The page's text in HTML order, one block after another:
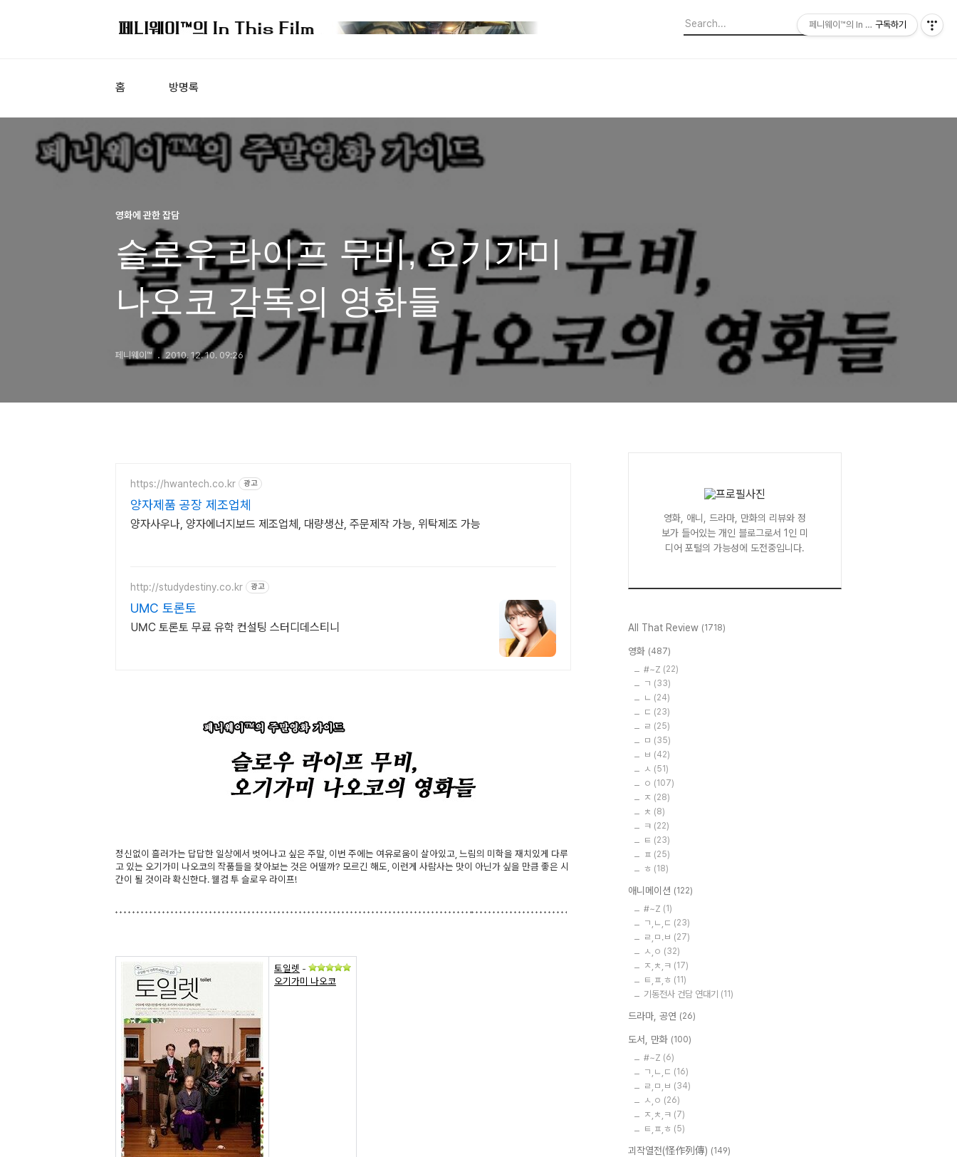
홈 방명록
영화에 관한 잡담
슬로우 라이프 무비, 오기가미
나오코 감독의 영화들
페니웨이™ 2010. 12. 10. 09:26
https://hwantech.co.kr 광고
양자제품 공장 제조업체
양자사우나, 양자에너지보드 제조업체, 대량생산, 주문제작 가능, 위탁제조 가능
http://studydestiny.co.kr 광고
UMC 토론토
UMC 토론토 무료 유학 컨설팅 스터디데스티니
정신없이 흘러가는 답답한 일상에서 벗어나고 싶은 주말, 이번 주에는 여유로움이 살아있고, 느림의 미학을 재치있게 다루
고 있는 오기가미 나오코의 작품들을 찾아보는 것은 어떨까? 모르긴 해도, 이런게 사람사는 맛이 아닌가 싶을 만큼 좋은 시
간이 될 것이라 확신한다. 웰컴 투 슬로우 라이프!
토일렛 -
오기가미 나오코
영화, 애니, 드라마, 만화의 리뷰와 정
보가 들어있는 개인 블로그로서 1인 미
디어 포털의 가능성에 도전중입니다.
All That Review (1718)
영화 (487)
#~Z (22)
ㄱ (33)
ㄴ (24)
ㄷ (23)
ㄹ (25)
ㅁ (35)
ㅂ (42)
ㅅ (51)
ㅇ (107)
ㅈ (28)
ㅊ (8)
ㅋ (22)
ㅌ (23)
ㅍ (25)
ㅎ (18)
애니메이션 (122)
#~Z (1)
ㄱ,ㄴ,ㄷ (23)
ㄹ,ㅁ.ㅂ (27)
ㅅ,ㅇ (32)
ㅈ,ㅊ,ㅋ (17)
ㅌ,ㅍ,ㅎ (11)
기동전사 건담 연대기 (11)
드라마, 공연 (26)
도서, 만화 (100)
#~Z (6)
ㄱ,ㄴ,ㄷ (16)
ㄹ,ㅁ,ㅂ (34)
ㅅ,ㅇ (26)
ㅈ,ㅊ,ㅋ (7)
ㅌ,ㅍ,ㅎ (5)
괴작열전(怪作列傳) (149)
페니웨이™의 In This Film
구독하기